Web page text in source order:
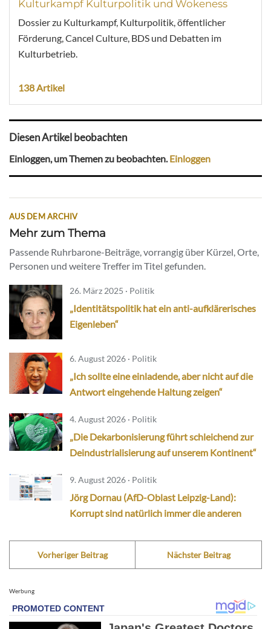
Kulturkampf Kulturpolitik und Wokeness
Dossier zu Kulturkampf, Kulturpolitik, öffentlicher
Förderung, Cancel Culture, BDS und Debatten im
Kulturbetrieb.
138 Artikel
Diesen Artikel beobachten
Einloggen, um Themen zu beobachten.Einloggen
AUS DEM ARCHIV
Mehr zum Thema
Passende Ruhrbarone-Beiträge, vorrangig über Kürzel, Orte,
Personen und weitere Treffer im Titel gefunden.
26. März 2025 · Politik
„Identitätspolitik hat ein anti-aufklärerisches
Eigenleben“
6. August 2026 · Politik
„Ich sollte eine einladende, aber nicht auf die
Antwort eingehende Haltung zeigen“
4. August 2026 · Politik
„Die Dekarbonisierung führt schleichend zur
Deindustrialisierung auf unserem Kontinent“
9. August 2026 · Politik
Jörg Dornau (AfD-Oblast Leipzig-Land):
Korrupt sind natürlich immer die anderen
Vorheriger Beitrag Nächster Beitrag
Werbung